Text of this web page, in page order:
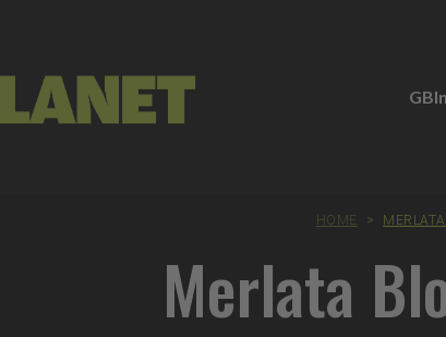
HOME >
Merlata